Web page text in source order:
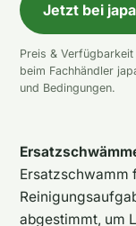
Jetzt bei
Preis &
beim Fachhändler
und Bedingungen.
Ersatzschwamm
abgestimmt, um